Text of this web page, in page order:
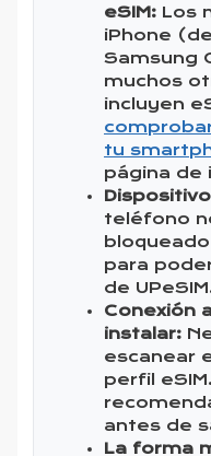
eSIM: Los
iPhone
Samsung
muchos
incluyen
tu
página de
teléfono
para
de
Conexión
instalar:
escanear
perfil
antes de
La forma